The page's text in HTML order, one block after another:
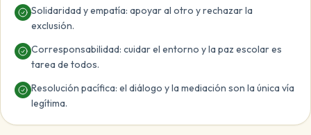
Solidaridad y empatía: apoyar al otro y rechazar la
exclusión.
Corresponsabilidad: cuidar el entorno y la paz escolar es
tarea de todos.
Resolución pacífica: el diálogo y la mediación son la única vía
legítima.